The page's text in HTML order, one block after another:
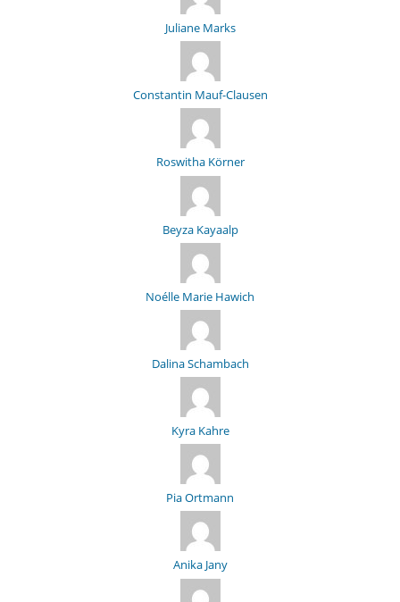
Juliane Marks
Constantin Mauf-Clausen
Roswitha Körner
Beyza Kayaalp
Noélle Marie Hawich
Dalina Schambach
Kyra Kahre
Pia Ortmann
Anika Jany